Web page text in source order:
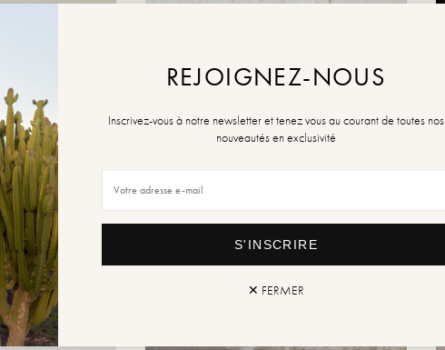
REJOIGNEZ-NOUS
Inscrivez-vous à notre newsletter et tenez vous au courant de toutes nos
nouveautés en exclusivité
S'INSCRIRE
✕ FERMER